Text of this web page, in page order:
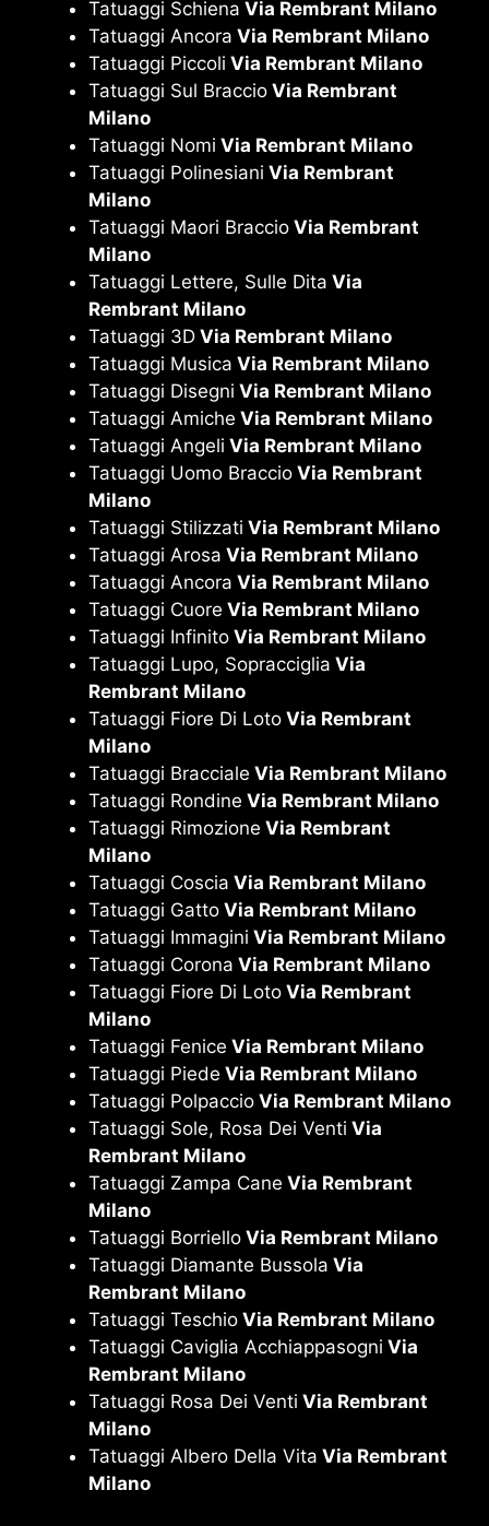
Tatuaggi Schiena Via Rembrant Milano
Tatuaggi Ancora Via Rembrant Milano
Tatuaggi Piccoli Via Rembrant Milano
Tatuaggi Sul Braccio Via Rembrant
Milano
Tatuaggi Nomi Via Rembrant Milano
Tatuaggi Polinesiani Via Rembrant
Milano
Tatuaggi Maori Braccio Via Rembrant
Milano
Tatuaggi Lettere, Sulle Dita Via
Rembrant Milano
Tatuaggi 3D Via Rembrant Milano
Tatuaggi Musica Via Rembrant Milano
Tatuaggi Disegni Via Rembrant Milano
Tatuaggi Amiche Via Rembrant Milano
Tatuaggi Angeli Via Rembrant Milano
Tatuaggi Uomo Braccio Via Rembrant
Milano
Tatuaggi Stilizzati Via Rembrant Milano
Tatuaggi Arosa Via Rembrant Milano
Tatuaggi Ancora Via Rembrant Milano
Tatuaggi Cuore Via Rembrant Milano
Tatuaggi Infinito Via Rembrant Milano
Tatuaggi Lupo, Sopracciglia Via
Rembrant Milano
Tatuaggi Fiore Di Loto Via Rembrant
Milano
Tatuaggi Bracciale Via Rembrant Milano
Tatuaggi Rondine Via Rembrant Milano
Tatuaggi Rimozione Via Rembrant
Milano
Tatuaggi Coscia Via Rembrant Milano
Tatuaggi Gatto Via Rembrant Milano
Tatuaggi Immagini Via Rembrant Milano
Tatuaggi Corona Via Rembrant Milano
Tatuaggi Fiore Di Loto Via Rembrant
Milano
Tatuaggi Fenice Via Rembrant Milano
Tatuaggi Piede Via Rembrant Milano
Tatuaggi Polpaccio Via Rembrant Milano
Tatuaggi Sole, Rosa Dei Venti Via
Rembrant Milano
Tatuaggi Zampa Cane Via Rembrant
Milano
Tatuaggi Borriello Via Rembrant Milano
Tatuaggi Diamante Bussola Via
Rembrant Milano
Tatuaggi Teschio Via Rembrant Milano
Tatuaggi Caviglia Acchiappasogni Via
Rembrant Milano
Tatuaggi Rosa Dei Venti Via Rembrant
Milano
Tatuaggi Albero Della Vita Via Rembrant
Milano